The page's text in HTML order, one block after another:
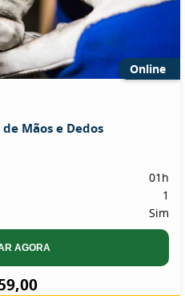
Online
Mãos e Dedos
01h
1
Sim
AGORA